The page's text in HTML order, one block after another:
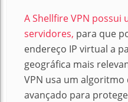
A Shellfire VPN possui
servidores, para que
endereço IP virtual a
geográfica mais
VPN usa um
avançado para